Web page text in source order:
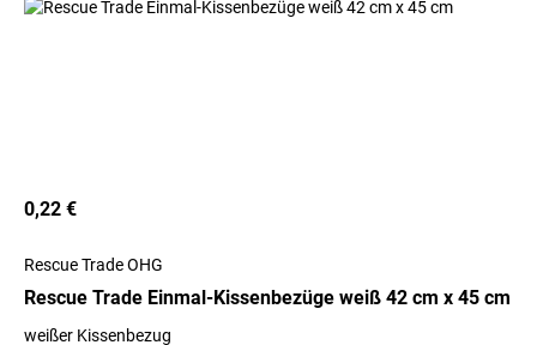
0,22 €
Rescue Trade OHG
Rescue Trade Einmal-Kissenbezüge weiß 42 cm x 45 cm
weißer Kissenbezug